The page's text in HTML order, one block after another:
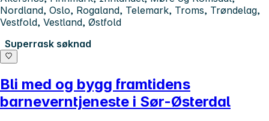
Nordland, Oslo, Rogaland, Telemark, Troms, Trøndelag,
Vestfold, Vestland, Østfold
Superrask søknad
Bli med og bygg framtidens
barneverntjeneste i Sør-Østerdal